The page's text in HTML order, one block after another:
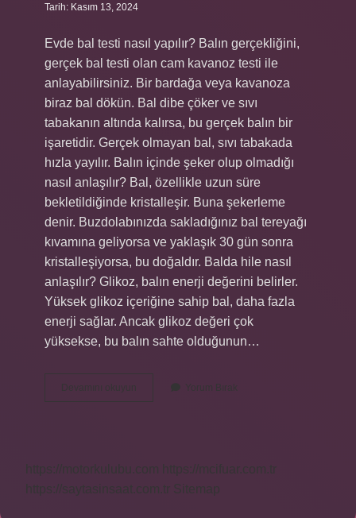
Tarih: Kasım 13, 2024
Evde bal testi nasıl yapılır? Balın gerçekliğini,
gerçek bal testi olan cam kavanoz testi ile
anlayabilirsiniz. Bir bardağa veya kavanoza
biraz bal dökün. Bal dibe çöker ve sıvı
tabakanın altında kalırsa, bu gerçek balın bir
işaretidir. Gerçek olmayan bal, sıvı tabakada
hızla yayılır. Balın içinde şeker olup olmadığı
nasıl anlaşılır? Bal, özellikle uzun süre
bekletildiğinde kristalleşir. Buna şekerleme
denir. Buzdolabınızda sakladığınız bal tereyağı
kıvamına geliyorsa ve yaklaşık 30 gün sonra
kristalleşiyorsa, bu doğaldır. Balda hile nasıl
anlaşılır? Glikoz, balın enerji değerini belirler.
Yüksek glikoz içeriğine sahip bal, daha fazla
enerji sağlar. Ancak glikoz değeri çok
yüksekse, bu balın sahte olduğunun…
Devamını okuyun
Orijinal
Yorum Bırak
https://motorkulubu.com
https://mcifuar.com.tr
https://saytasinsaat.com.tr Sitemap